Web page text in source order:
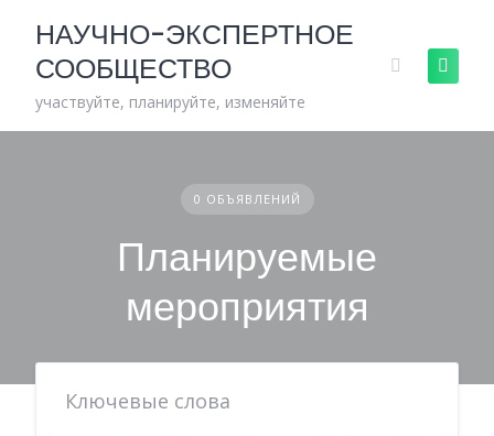
content
НАУЧНО-ЭКСПЕРТНОЕ
СООБЩЕСТВО
участвуйте, планируйте, изменяйте
0 ОБЪЯВЛЕНИЙ
Планируемые
мероприятия